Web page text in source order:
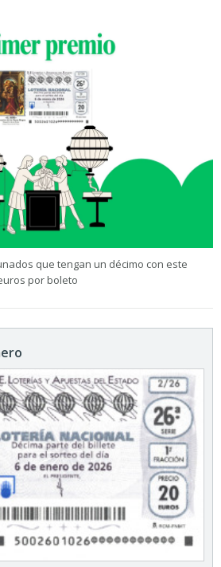
que tengan un décimo con este
por boleto